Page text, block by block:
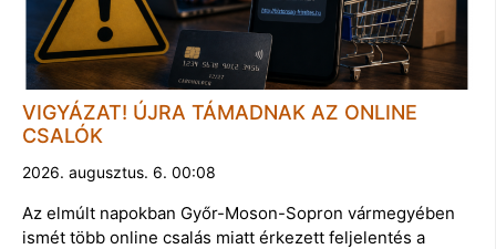
VIGYÁZAT! ÚJRA TÁMADNAK AZ ONLINE
CSALÓK
2026. augusztus. 6. 00:08
Az elmúlt napokban Győr-Moson-Sopron vármegyében
ismét több online csalás miatt érkezett feljelentés a